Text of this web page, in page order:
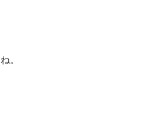
。